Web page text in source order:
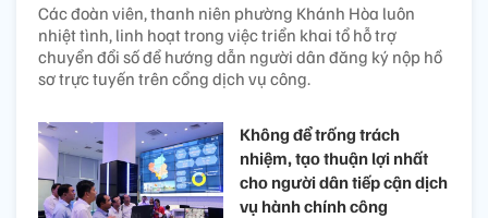
Các đoàn viên, thanh niên phường Khánh Hòa luôn
nhiệt tình, linh hoạt trong việc triển khai tổ hỗ trợ
chuyển đổi số để hướng dẫn người dân đăng ký nộp hồ
sơ trực tuyến trên cổng dịch vụ công.
Không để trống trách
nhiệm, tạo thuận lợi nhất
cho người dân tiếp cận dịch
vụ hành chính công